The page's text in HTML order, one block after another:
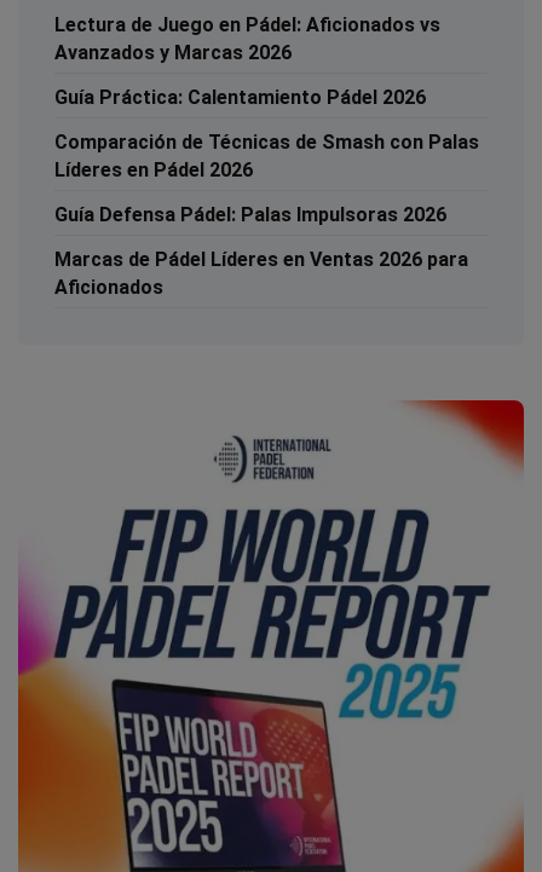
Lectura de Juego en Pádel: Aficionados vs
Avanzados y Marcas 2026
Guía Práctica: Calentamiento Pádel 2026
Comparación de Técnicas de Smash con Palas
Líderes en Pádel 2026
Guía Defensa Pádel: Palas Impulsoras 2026
Marcas de Pádel Líderes en Ventas 2026 para
Aficionados